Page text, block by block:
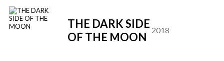
THE DARK SIDE
OF THE MOON
2018